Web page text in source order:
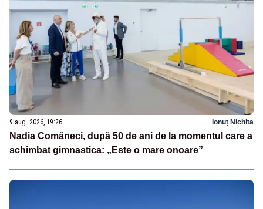
9 aug. 2026, 19:26 Ionuț Nichita
Nadia Comăneci, după 50 de ani de la momentul care a
schimbat gimnastica: „Este o mare onoare”